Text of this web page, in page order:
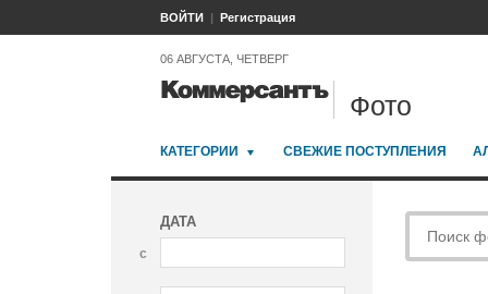
ВОЙТИ Регистрация
06 АВГУСТА, ЧЕТВЕРГ
Фото
КАТЕГОРИИ СВЕЖИЕ ПОСТУПЛЕНИЯ
ДАТА
с